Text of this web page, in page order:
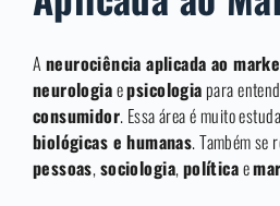
A neurociência aplicada ao
neurologiaepsicologiapara
consumidor. Essa área é muito
biológicas e humanas. Também se
pessoas,sociologia,políticae